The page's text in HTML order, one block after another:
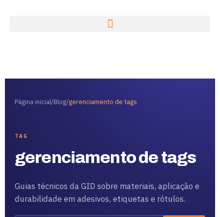
Página inicial/Blog/gerenciamento de tags
TAG
gerenciamento de tags
Guias técnicos da GID sobre materiais, aplicação e
durabilidade em adesivos, etiquetas e rótulos.